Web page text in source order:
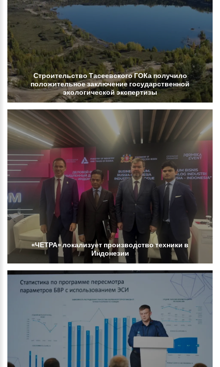
СтроительствоТасеевскогоГОКаполучило
положительноезаключение государственной
экологической экспертизы
«ЧЕТРА»локализует производствотехники в
Индонезии